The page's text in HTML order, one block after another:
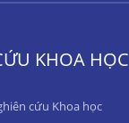
KHOA HỌC
cứu Khoa học